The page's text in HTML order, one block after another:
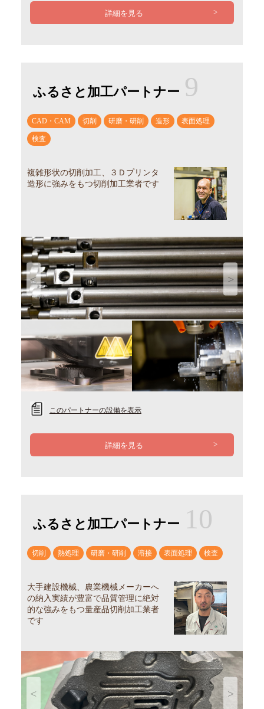
詳細を見る
ふるさと加工パートナー 9
CAD・CAM 切削 研磨・研削 造形 表面処理
検査
複雑形状の切削加工、３Ｄプリンタ
造形に強みをもつ切削加工業者です
Previous Next
このパートナーの設備を表示
詳細を見る
ふるさと加工パートナー 10
切削 熱処理 研磨・研削 溶接 表面処理 検査
大手建設機械、農業機械メーカーへ
の納入実績が豊富で品質管理に絶対
的な強みをもつ量産品切削加工業者
です